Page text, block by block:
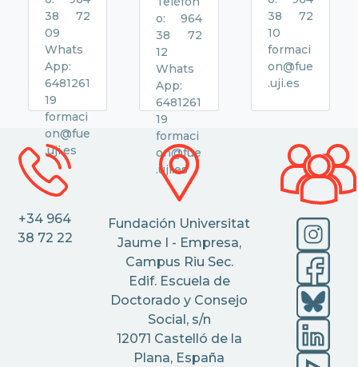
38 72
09
Whats
App:
6481261
19
formaci
on@fue
.uji.es
o: 964
38 72
12
Whats
App:
6481261
19
formaci
on@fue
.uji.es
38 72
10
formaci
on@fue
.uji.es
+34 964
38 72 22
Fundación Universitat
Jaume I - Empresa,
Campus Riu Sec.
Edif. Escuela de
Doctorado y Consejo
Social, s/n
12071 Castelló de la
Plana, España